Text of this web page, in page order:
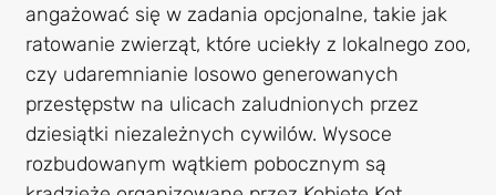
angażować się w zadania opcjonalne, takie jak
ratowanie zwierząt, które uciekły z lokalnego zoo,
czy udaremnianie losowo generowanych
przestępstw na ulicach zaludnionych przez
dziesiątki niezależnych cywilów. Wysoce
rozbudowanym wątkiem pobocznym są